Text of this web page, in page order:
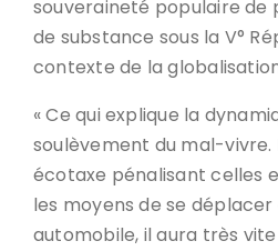
souveraineté populaire de
de substance sous la V°
contexte de la
« Ce qui explique la
soulèvement du mal-vivre.
écotaxe pénalisant celles
les moyens de se
automobile, il aura très vite